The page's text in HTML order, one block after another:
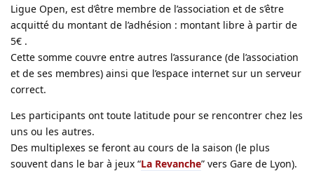
Ligue Open, est d’être membre de l’association et de s’être
acquitté du montant de l’adhésion : montant libre à partir de
5€ .
Cette somme couvre entre autres l’assurance (de l’association
et de ses membres) ainsi que l’espace internet sur un serveur
correct.
Les participants ont toute latitude pour se rencontrer chez les
uns ou les autres.
Des multiplexes se feront au cours de la saison (le plus
souvent dans le bar à jeux “La Revanche” vers Gare de Lyon).